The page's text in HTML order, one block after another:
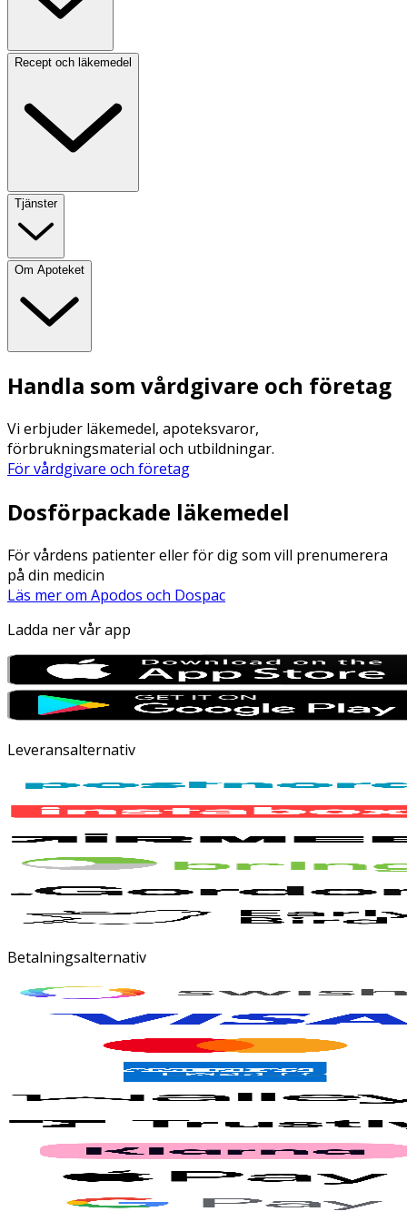
Recept och läkemedel
Tjänster
Om Apoteket
Handla som vårdgivare och företag
Vi erbjuder läkemedel, apoteksvaror,
förbrukningsmaterial och utbildningar.
För vårdgivare och företag
Dosförpackade läkemedel
För vårdens patienter eller för dig som vill prenumerera
på din medicin
Läs mer om Apodos och Dospac
Ladda ner vår app
Leveransalternativ
Betalningsalternativ